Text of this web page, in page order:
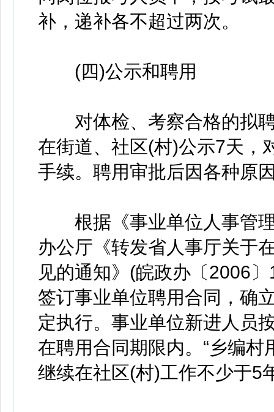
补，递补各不超过两次。
(四)公示和聘用
对体检、考察合格的拟聘
在街道、社区(村)公示7天，
手续。聘用审批后因各种原
根据《事业单位人事管理
办公厅《转发省人事厅关于
见的通知》(皖政办〔2006
签订事业单位聘用合同，确
定执行。事业单位新进人员
在聘用合同期限内。“乡编村
继续在社区(村)工作不少于5